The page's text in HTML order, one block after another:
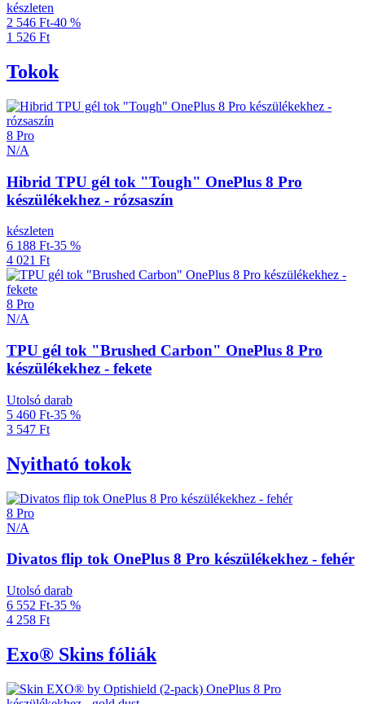
készleten
2 546 Ft-40 %
1 526 Ft
Tokok
8 Pro
N/A
Hibrid TPU gél tok "Tough" OnePlus 8 Pro
készülékekhez - rózsaszín
készleten
6 188 Ft-35 %
4 021 Ft
8 Pro
N/A
TPU gél tok "Brushed Carbon" OnePlus 8 Pro
készülékekhez - fekete
Utolsó darab
5 460 Ft-35 %
3 547 Ft
Nyitható tokok
8 Pro
N/A
Divatos flip tok OnePlus 8 Pro készülékekhez - fehér
Utolsó darab
6 552 Ft-35 %
4 258 Ft
Exo® Skins fóliák